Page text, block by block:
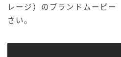
レージ）のブランドムービ
さい。